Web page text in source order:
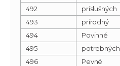
492
príslušných
493
prírodný
494
Povinné
495
potrebných
496
Pevné